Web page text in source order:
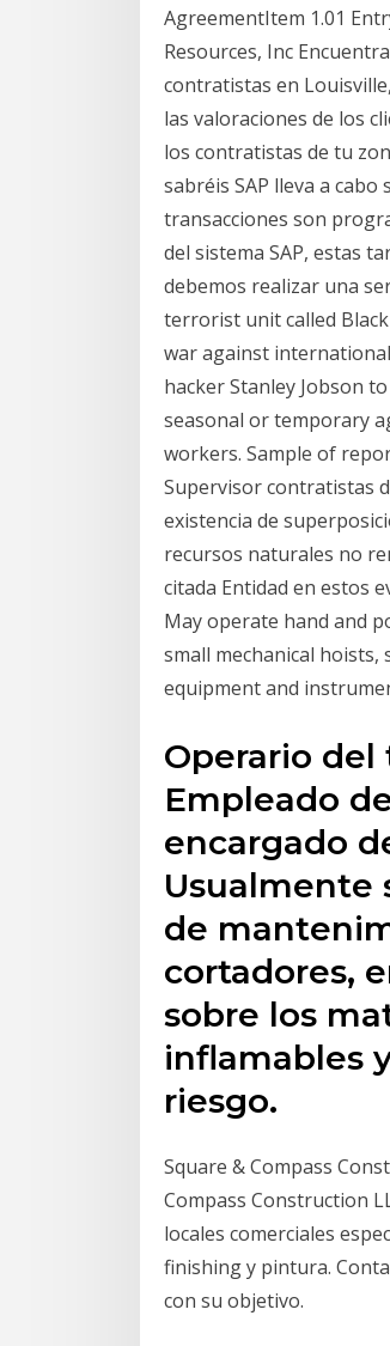
AgreementItem 1.01
Resources, Inc
contratistas en
las valoraciones de los
los contratistas de tu
sabréis SAP lleva a
transacciones son
del sistema SAP, estas
debemos realizar una
terrorist unit called
war against
hacker Stanley Jobson
seasonal or temporary
workers. Sample of
Supervisor contratistas
existencia de
recursos naturales no
citada Entidad en estos
May operate hand and
small mechanical
equipment and
Operario del
Empleado
encargado
Usualmente
de
cortadores,
sobre los
inflamables
riesgo.
Square & Compass
Compass Construction
locales comerciales
finishing y pintura.
con su objetivo.